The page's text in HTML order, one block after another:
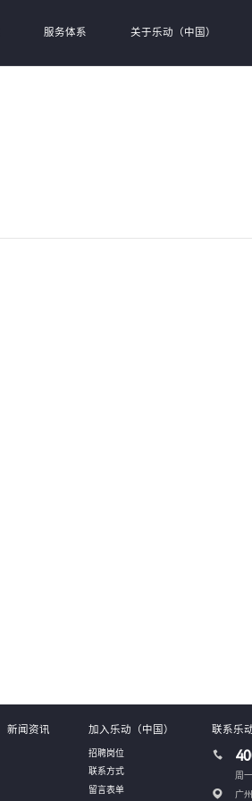
服务体系 关于乐动（中国）
新闻资讯 加入乐动（中国）
招聘岗位
联系方式
留言表单
联系乐
周
广